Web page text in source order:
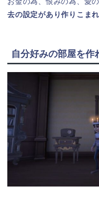
去の設定があり作りこまれ
自分好みの部屋を作